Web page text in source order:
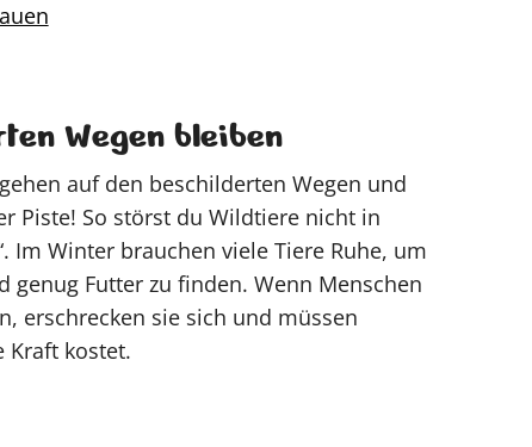
Wegen bleiben
auf den beschilderten Wegen und
Piste! So störst du Wildtiere nicht in
Im Winter brauchen viele Tiere Ruhe, um
genug Futter zu finden. Wenn Menschen
erschrecken sie sich und müssen
Kraft kostet.